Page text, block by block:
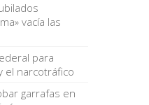
vacía las
para
el narcotráfico
garrafas en